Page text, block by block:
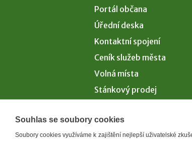
Portál občana
Úřední deska
Kontaktní spojení
Ceník služeb města
Volná místa
Stánkový prodej
Souhlas se soubory cookies
Soubory cookies využíváme k zajištění nejlepší uživatelské